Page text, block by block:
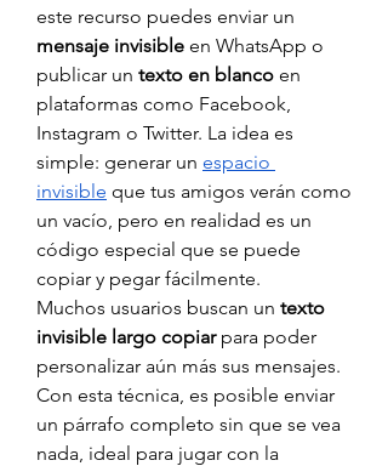
mensaje invisible en WhatsApp o
publicar un texto en blanco en
plataformas como Facebook,
Instagram o Twitter. La idea es
simple: generar un espacio
invisible que tus amigos verán como
un vacío, pero en realidad es un
código especial que se puede
copiar y pegar fácilmente.
Muchos usuarios buscan un texto
invisible largo copiar para poder
personalizar aún más sus mensajes.
Con esta técnica, es posible enviar
un párrafo completo sin que se vea
nada, ideal para jugar con la